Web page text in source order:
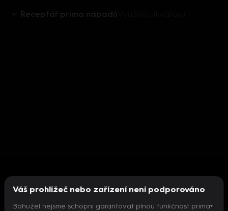
Receptář prima nápadů
Váš prohlížeč nebo zařízení není podporováno
Bohužel nejsme schopni garantovat plnou funkčnost prima+